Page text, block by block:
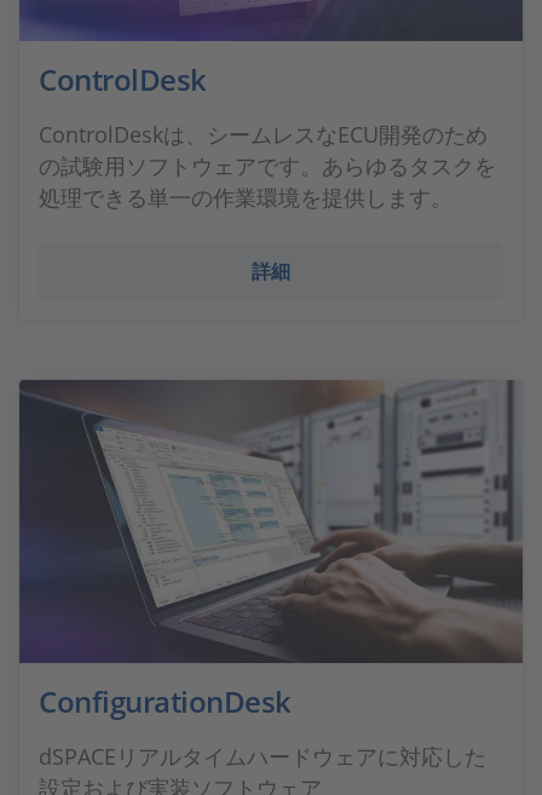
ControlDesk
ControlDeskは、シームレスなECU開発のため
の試験用ソフトウェアです。あらゆるタスクを
処理できる単一の作業環境を提供します。
詳細
ConfigurationDesk
dSPACEリアルタイムハードウェアに対応した
設定および実装ソフトウェア